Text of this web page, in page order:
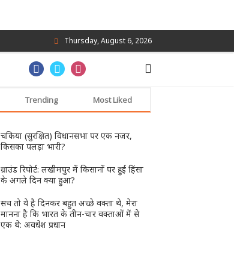
Thursday, August 6, 2026
Trending Most Liked
चकिया (सुरक्षित) विधानसभा पर एक नजर,
किसका पलड़ा भारी?
ग्राउंड रिपोर्ट: लखीमपुर में किसानों पर हुई हिंसा
के अगले दिन क्या हुआ?
सच तो ये है दिनकर बहुत अच्छे वक्ता थे, मेरा
मानना है कि भारत के तीन-चार वक्ताओं में से
एक थे: अवधेश प्रधान